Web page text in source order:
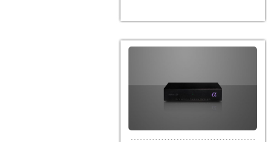
.........................................